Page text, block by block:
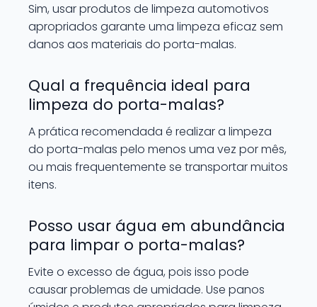
Sim, usar produtos de limpeza automotivos
apropriados garante uma limpeza eficaz sem
danos aos materiais do porta-malas.
Qual a frequência ideal para
limpeza do porta-malas?
A prática recomendada é realizar a limpeza
do porta-malas pelo menos uma vez por mês,
ou mais frequentemente se transportar muitos
itens.
Posso usar água em abundância
para limpar o porta-malas?
Evite o excesso de água, pois isso pode
causar problemas de umidade. Use panos